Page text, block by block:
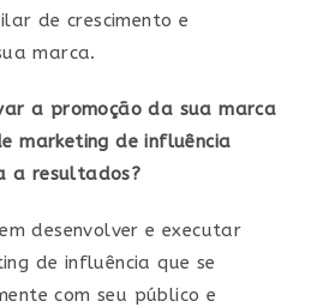
de crescimento e
marca.
a promoção da sua marca
marketing de influência
a resultados?
desenvolver e executar
de influência que se
com seu público e